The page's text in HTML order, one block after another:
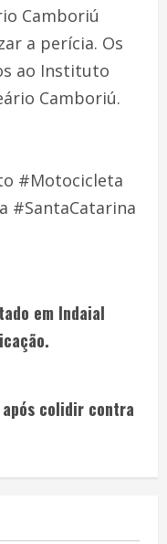
Camboriú
a perícia. Os
ao Instituto
Camboriú.
#Motocicleta
#SantaCatarina
em Indaial
colidir contra